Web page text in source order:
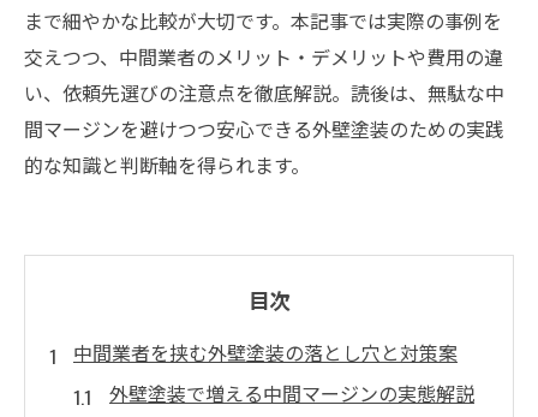
まで細やかな比較が大切です。本記事では実際の事例を
交えつつ、中間業者のメリット・デメリットや費用の違
い、依頼先選びの注意点を徹底解説。読後は、無駄な中
間マージンを避けつつ安心できる外壁塗装のための実践
的な知識と判断軸を得られます。
目次
中間業者を挟む外壁塗装の落とし穴と対策案
外壁塗装で増える中間マージンの実態解説